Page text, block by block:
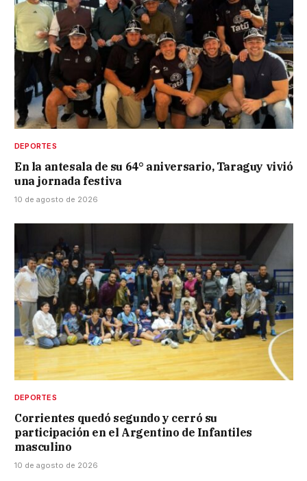
DEPORTES
En la antesala de su 64° aniversario, Taraguy vivió
una jornada festiva
10 de agosto de 2026
DEPORTES
Corrientes quedó segundo y cerró su
participación en el Argentino de Infantiles
masculino
10 de agosto de 2026